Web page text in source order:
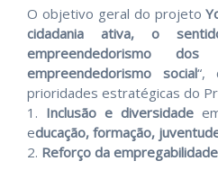
O objetivo geral do projeto
cidadania ativa, o
empreendedorismo
empreendedorismo social“,
prioridades estratégicas do
1. Inclusão e diversidade
educação, formação,
2. Reforço da